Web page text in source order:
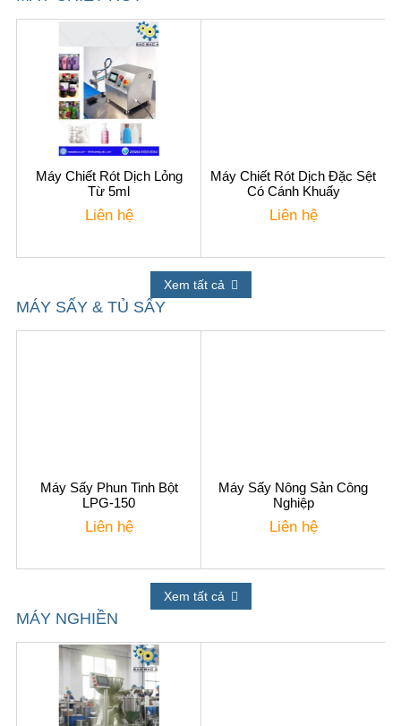
Máy Chiết Rót Dịch Lỏng
Từ 5ml
Liên hệ
Máy Chiết Rót Dịch Đặc Sệt
Có Cánh Khuấy
Liên hệ
Xem tất cả
MÁY SẤY & TỦ SẤY
Máy Sấy Phun Tinh Bột
LPG-150
Liên hệ
Máy Sấy Nông Sản Công
Nghiệp
Liên hệ
Xem tất cả
MÁY NGHIỀN